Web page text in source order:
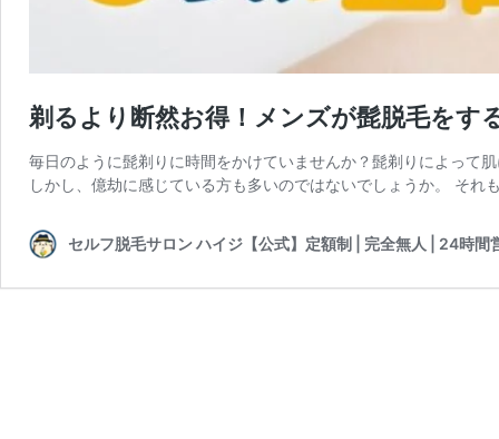
剃るより断然お得！メンズが髭脱毛をす
毎日のように髭剃りに時間をかけていませんか？髭剃りによって
しかし、億劫に感じている方も多いのではないでしょうか。 そ
セルフ脱毛サロン ハイジ【公式】定額制 | 完全無人 | 24時